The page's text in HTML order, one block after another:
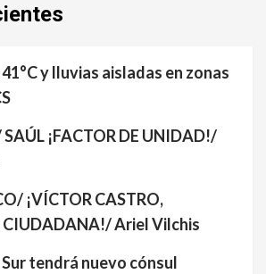
y lluvias aisladas en zonas
¡FACTOR DE UNIDAD!/
¡VÍCTOR CASTRO,
Ariel Vilchis
tendrá nuevo cónsul